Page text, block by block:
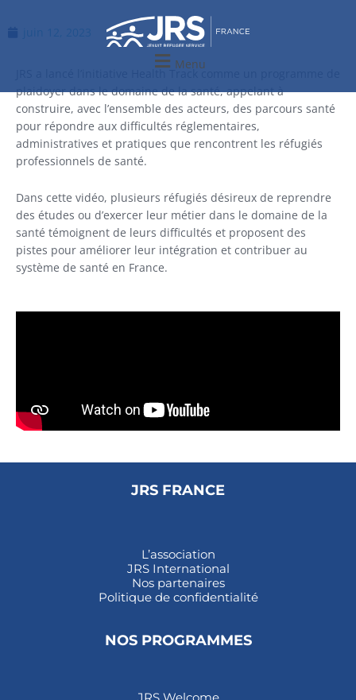
Menu
JRS a lancé l’initiative Health Track comme un programme de
plaidoyer dans le domaine de la santé, appelant à
construire, avec l’ensemble des acteurs, des parcours santé
pour répondre aux difficultés réglementaires,
administratives et pratiques que rencontrent les réfugiés
professionnels de santé.
Dans cette vidéo, plusieurs réfugiés désireux de reprendre
des études ou d’exercer leur métier dans le domaine de la
santé témoignent de leurs difficultés et proposent des
pistes pour améliorer leur intégration et contribuer au
système de santé en France.
JRS FRANCE
L’association
JRS International
Nos partenaires
Politique de confidentialité
NOS PROGRAMMES